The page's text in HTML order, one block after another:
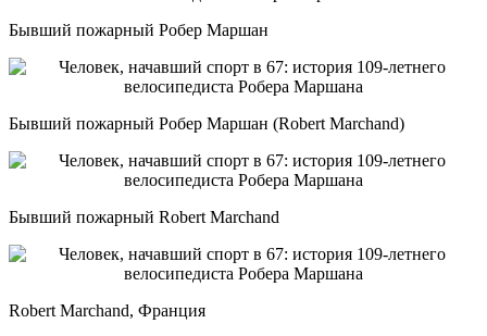
Бывший пожарный Робер Маршан
Бывший пожарный Робер Маршан (Robert Marchand)
Бывший пожарный Robert Marchand
Robert Marchand, Франция